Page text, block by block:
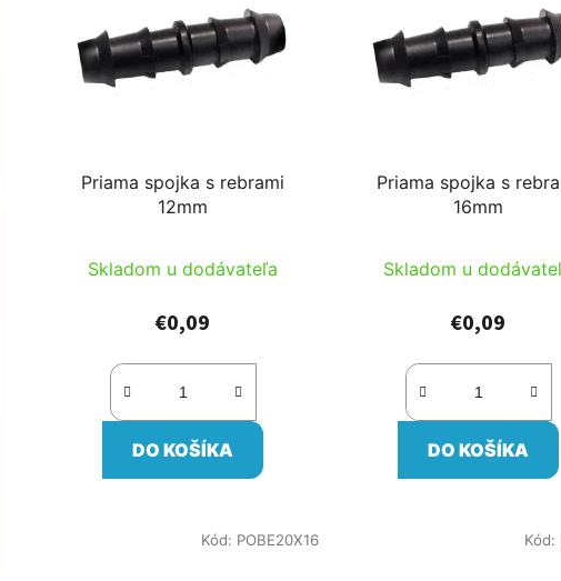
Priama spojka s rebrami
12mm
Skladom u dodávateľa
€0,09
DO KOŠÍKA
Priama spojka s
16mm
Skladom u
€0,09
DO KOŠÍKA
Kód: POBE20X16 Kód: